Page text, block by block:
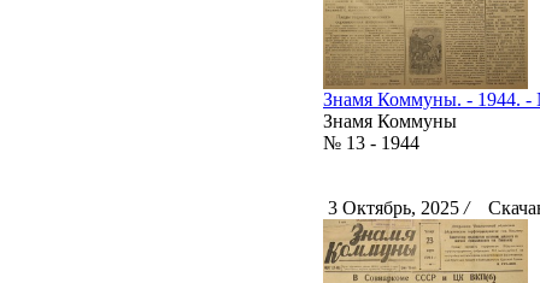
Знамя Коммуны. - 1944. -
Знамя Коммуны
№ 13 - 1944
3 Октябрь, 2025 /